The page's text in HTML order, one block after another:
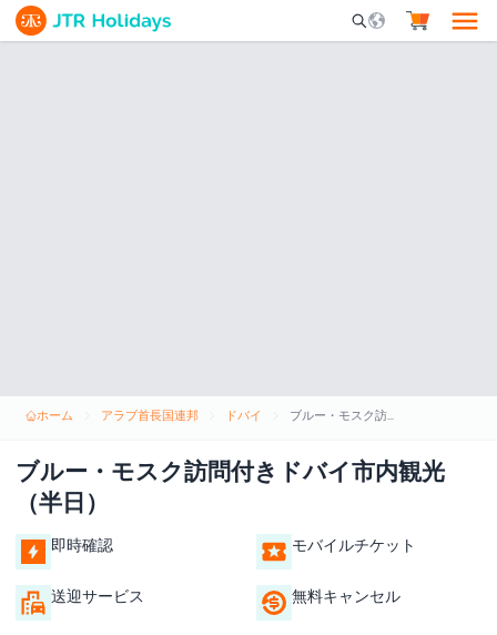
Mobile Search
ホーム アラブ首長国連邦 ドバイ ブルー・モスク訪問付きドバイ市内観光（半日）
ブルー・モスク訪問付きドバイ市内観光
（半日）
即時確認 モバイルチケット
送迎サービス 無料キャンセル